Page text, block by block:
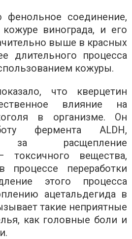
фенольное соединение,
винограда, и его
выше в красных
длительного процесса
кожуры.
что кверцетин
влияние на
в организме. Он
фермента ALDH,
за расщепление
токсичного вещества,
процессе переработки
этого процесса
ацетальдегида в
такие неприятные
как головные боли и